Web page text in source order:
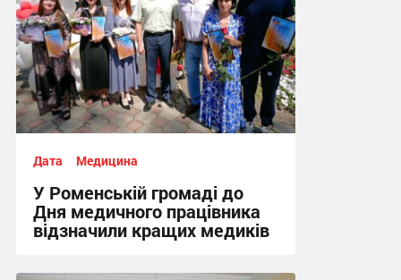
Дата Медицина
У Роменській громаді до
Дня медичного працівника
відзначили кращих медиків